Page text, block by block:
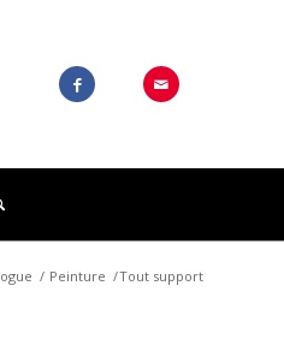
/ Peinture /Tout support